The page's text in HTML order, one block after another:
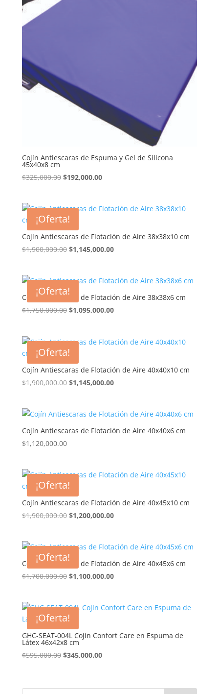
Cojín Antiescaras de Espuma y Gel de Silicona
45x40x8 cm
$325,000.00 El
era:
$325,000.00.
$192,000.00El
es:
¡Oferta!
Cojín Antiescaras de Flotación de Aire 38x38x10 cm
$1,900,000.00 El
era:
$1,900,000.00.
$1,145,000.00El
es:
$1,145,000.00.
¡Oferta!
Cojín Antiescaras de Flotación de Aire 38x38x6 cm
$1,750,000.00 El
era:
$1,750,000.00.
$1,095,000.00El
es:
¡Oferta!
Cojín Antiescaras de Flotación de Aire 40x40x10 cm
$1,900,000.00 El
era:
$1,900,000.00.
$1,145,000.00El
es:
$1,145,000.00.
Cojín Antiescaras de Flotación de Aire 40x40x6 cm
$1,120,000.00
¡Oferta!
Cojín Antiescaras de Flotación de Aire 40x45x10 cm
$1,900,000.00 El
era:
$1,900,000.00.
$1,200,000.00El
es:
$1,200,000.00.
¡Oferta!
Cojín Antiescaras de Flotación de Aire 40x45x6 cm
$1,700,000.00 El
era:
$1,700,000.00.
$1,100,000.00El
es:
¡Oferta!
GHC-SEAT-004L Cojín Confort Care en Espuma de
Látex 46x42x8 cm
$595,000.00 El
era:
$345,000.00El
es: